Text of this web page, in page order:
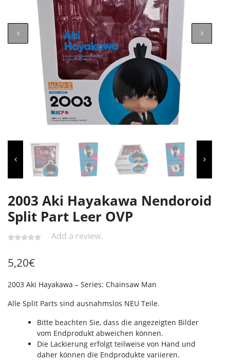
2003 Aki Hayakawa Nendoroid
Split Part Leer OVP
Add a review.
5,20€
2003 Aki Hayakawa – Series: Chainsaw Man
Alle Split Parts sind ausnahmslos NEU Teile.
Bitte beachten Sie, dass die angezeigten Bilder
vom Endprodukt abweichen können.
Die Lackierung erfolgt teilweise von Hand und
daher können die Endprodukte variieren.